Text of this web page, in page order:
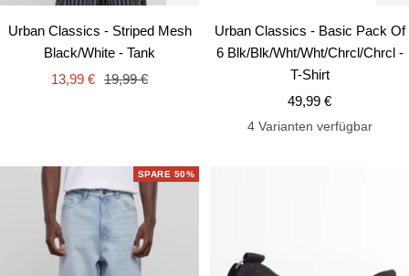
Urban Classics - Striped Mesh
Black/White - Tank
Angebotspreis
13,99 € Regulärer
19,99 €
Urban Classics - Basic Pack Of
6 Blk/Blk/Wht/Wht/Chrcl/Chrcl -
T-Shirt
Angebotspreis
49,99 €
4 Varianten verfügbar
SPARE 50%